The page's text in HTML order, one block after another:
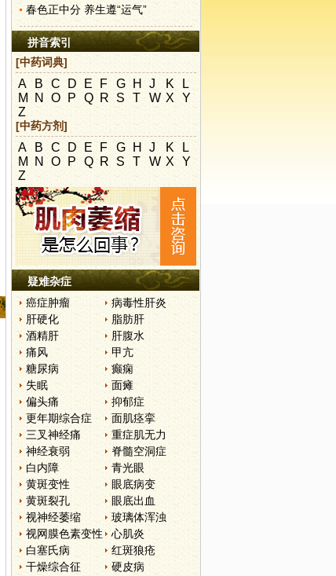
春色正中分 养生遵“运气”
拼音索引
[中药词典]
A B C D E F G H J K
L
M N O P Q R S T W X
Y
Z
[中药方剂]
A B C D E F G H J K
L
M N O P Q R S T W X
Y
Z
疑难杂症
癌症肿瘤
病毒性肝炎
肝硬化
脂肪肝
酒精肝
肝腹水
痛风
甲亢
糖尿病
癫痫
失眠
面瘫
偏头痛
抑郁症
更年期综合症
面肌痉挛
三叉神经痛
重症肌无力
神经衰弱
脊髓空洞症
白内障
青光眼
黄斑变性
眼底病变
黄斑裂孔
眼底出血
视神经萎缩
玻璃体浑浊
视网膜色素变性
心肌炎
白塞氏病
红斑狼疮
干燥综合征
硬皮病